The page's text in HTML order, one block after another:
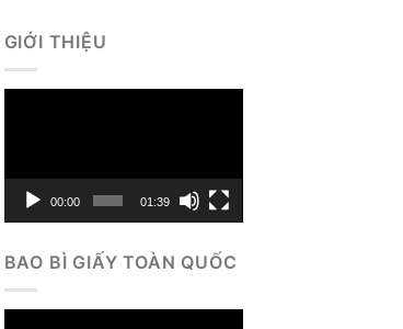
GIỚI THIỆU
00:00 01:39
BAO BÌ GIẤY TOÀN QUỐC